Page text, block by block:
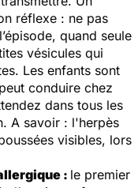
réflexe : ne pas
quand seule
vésicules qui
Les enfants sont
conduire chez
dans tous les
A savoir : l'herpès
visibles, lors
: le premier